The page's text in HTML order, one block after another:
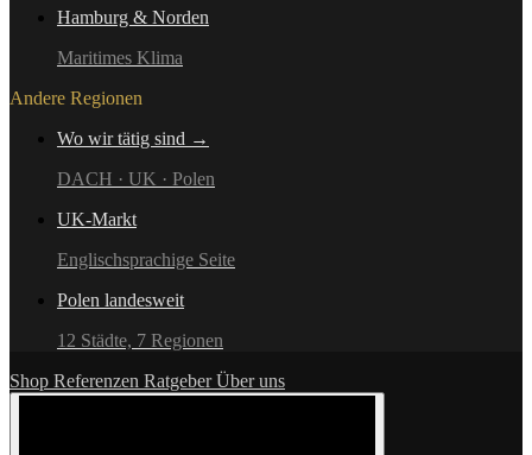
Hamburg & Norden
Maritimes Klima
Andere Regionen
Wo wir tätig sind →
DACH · UK · Polen
UK-Markt
Englischsprachige Seite
Polen landesweit
12 Städte, 7 Regionen
Shop Referenzen RatgeberÜber uns